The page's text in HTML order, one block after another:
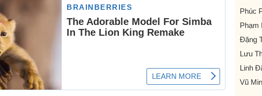
Phúc
Phạm
Đặng
Lưu
Linh
Vũ